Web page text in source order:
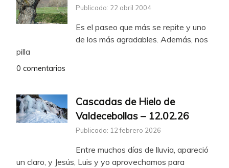
Publicado: 22 abril 2004
Es el paseo que más se repite y uno
de los más agradables. Además, nos
pilla
0 comentarios
Cascadas de Hielo de
Valdecebollas – 12.02.26
Publicado: 12 febrero 2026
Entre muchos días de lluvia, apareció
un claro, y Jesús, Luis y yo aprovechamos para